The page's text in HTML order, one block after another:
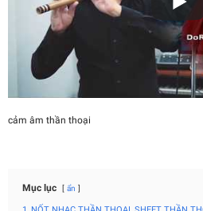
cảm âm thần thoại
Mục lục ẩn